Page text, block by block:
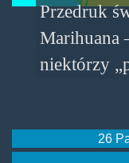
Przedruk
Marihuana
niektórzy
26